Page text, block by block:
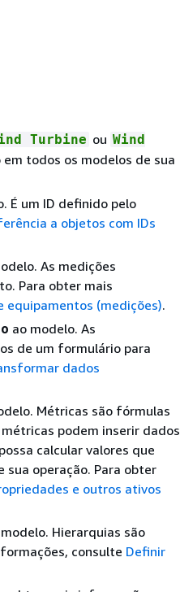
Turbine ou Wind
em todos os modelos de sua
É um ID definido pelo
a objetos com IDs
As medições
Para obter mais
equipamentos (medições).
ao modelo. As
de um formulário para
dados
Métricas são fórmulas
podem inserir dados
calcular valores que
sua operação. Para obter
e outros ativos
Hierarquias são
consulte Definir